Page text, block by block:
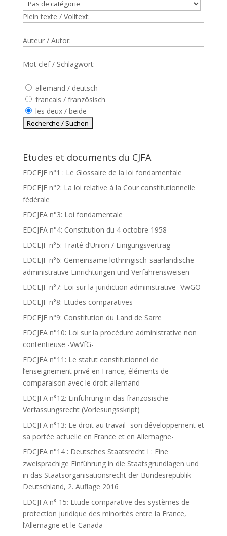
Plein texte / Volltext:
Auteur / Autor:
Mot clef / Schlagwort:
allemand / deutsch
francais / französisch
les deux / beide
Etudes et documents du CJFA
EDCEJF n°1 : Le Glossaire de la loi fondamentale
EDCEJF n°2: La loi relative à la Cour constitutionnelle
fédérale
EDCJFA n°3: Loi fondamentale
EDCJFA n°4: Constitution du 4 octobre 1958
EDCEJF n°5: Traité d’Union / Einigungsvertrag
EDCEJF n°6: Gemeinsame lothringisch-saarländische
administrative Einrichtungen und Verfahrensweisen
EDCEJF n°7: Loi sur la juridiction administrative -VwGO-
EDCEJF n°8: Etudes comparatives
EDCEJF n°9: Constitution du Land de Sarre
EDCJFA n°10: Loi sur la procédure administrative non
contentieuse -VwVfG-
EDCJFA n°11: Le statut constitutionnel de
l’enseignement privé en France, éléments de
comparaison avec le droit allemand
EDCJFA n°12: Einführung in das französische
Verfassungsrecht (Vorlesungsskript)
EDCJFA n°13: Le droit au travail -son développement et
sa portée actuelle en France et en Allemagne-
EDCJFA n°14 : Deutsches Staatsrecht I : Eine
zweisprachige Einführung in die Staatsgrundlagen und
in das Staatsorganisationsrecht der Bundesrepublik
Deutschland, 2. Auflage 2016
EDCJFA n° 15: Etude comparative des systèmes de
protection juridique des minorités entre la France,
l’Allemagne et le Canada